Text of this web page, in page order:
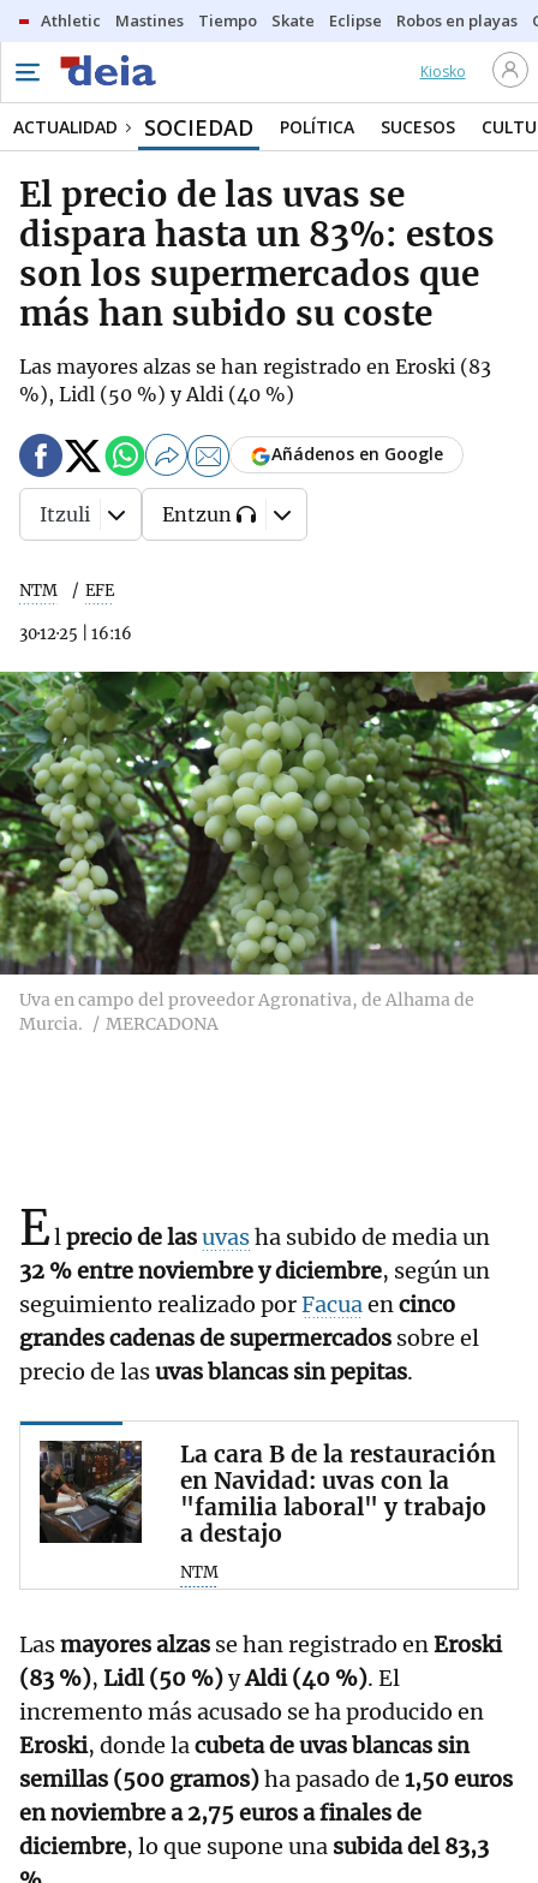
Athletic Mastines Tiempo Skate Eclipse Robos en playas
Kiosko
ACTUALIDAD SOCIEDAD POLÍTICA SUCESOS
El precio de las uvas se
dispara hasta un 83%: estos
son los supermercados que
más han subido su coste
Las mayores alzas se han registrado en Eroski (83
%), Lidl (50 %) y Aldi (40 %)
NTM EFE
30·12·25 16:16
Añádenos en Google
Itzuli Entzun
Uva en campo del proveedor Agronativa, de Alhama de
Murcia.
MERCADONA
Elprecio de lasuvasha subido de media un
32 % entre noviembre y diciembre, según un
seguimiento realizado porFacuaencinco
grandes cadenas de supermercados sobre el
precio de lasuvas blancas sin pepitas.
La cara B de la restauración
en Navidad: uvas con la
"familia laboral" y trabajo
a destajo
NTM
Lasmayores alzas se han registrado enEroski
(83 %), Lidl (50 %)yAldi (40 %). El
incremento más acusado se ha producido en
Eroski, donde lacubeta de uvas blancas sin
semillas (500 gramos)ha pasado de 1,50 euros
en noviembre a 2,75 euros a finales de
diciembre, lo que supone una subida del 83,3